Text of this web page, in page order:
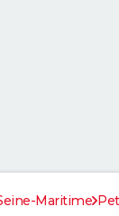
Maritime